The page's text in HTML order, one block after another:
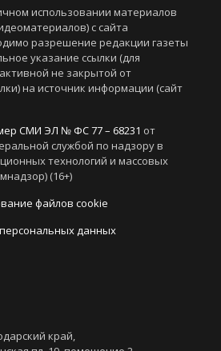
использовании материалов
с сайта
разрешение редакции газеты
указание ссылки (для
не закрытой от
на источник информации (сайт
СМИ ЭЛ № ФС 77 – 68231 от
службой по надзору в
технологий и массовых
(16+)
файлов cookie
данных
край,